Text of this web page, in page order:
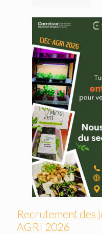
Recrutement des
AGRI 2026